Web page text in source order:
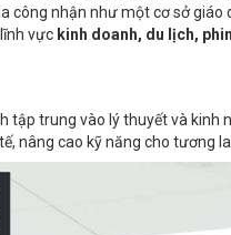
công nhận như một cơ sở
vực kinh doanh, du lịch,
tập trung vào lý thuyết và kinh
nâng cao kỹ năng cho tương